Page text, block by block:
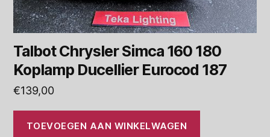
Talbot Chrysler Simca 160 180
Koplamp Ducellier Eurocod 187
€139,00
TOEVOEGEN AAN WINKELWAGEN